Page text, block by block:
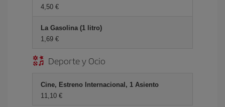
4,50 €
La Gasolina (1 litro)
1,69 €
Deporte y Ocio
Cine, Estreno Internacional, 1 Asiento
11,10 €